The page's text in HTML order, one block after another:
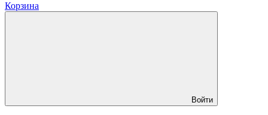
Корзина
Войти